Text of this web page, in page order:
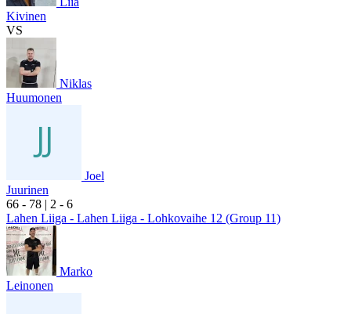
Kivinen
VS
Niklas
Huumonen
Joel
Juurinen
66 - 78 | 2 - 6
Lahen Liiga - Lahen Liiga - Lohkovaihe 12 (Group 11)
Marko
Leinonen